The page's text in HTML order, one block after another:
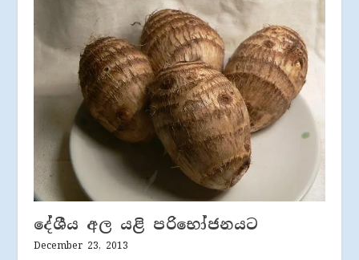
දේශීය අල යළි පරිභෝජනයට
December 23, 2013